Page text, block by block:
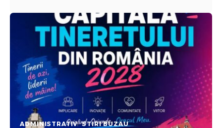
ADMINISTRATIV STIRI BUZAU